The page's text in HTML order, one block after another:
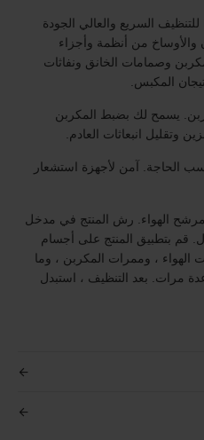
تم تصميم منظف المكربن Rheinol للتنظيف السريع والعالي الجودة
من أنظمة وأجزاء
وصمامات الخانق ونفاثات
المكبس.
يسمح لك بضبط المكربن
وتقليل انبعاثات العادم.
كل 3000 كم أو حسب الحاجة. آمن لأجهزة استشعار
مرشح الهواء. رش المنتج في مدخل
قم بتطبيق المنتج على أجسام
الهواء ، وممرات المكربن ، وما
مرات. بعد التنظيف ، استبدل